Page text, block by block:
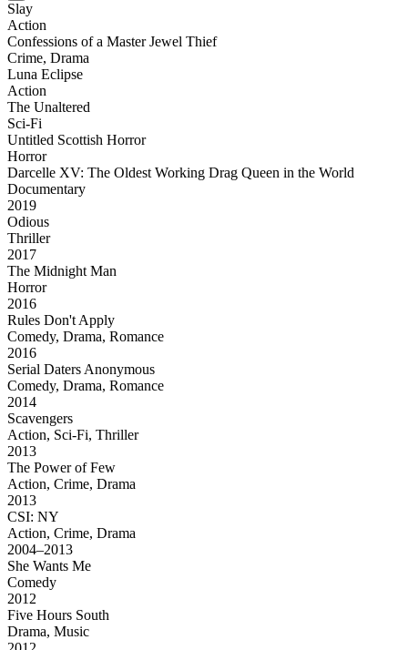
Slay
Action
Confessions of a Master Jewel Thief
Crime, Drama
Luna Eclipse
Action
The Unaltered
Sci-Fi
Untitled Scottish Horror
Horror
Darcelle XV: The Oldest Working Drag Queen in the World
Documentary
2019
Odious
Thriller
2017
The Midnight Man
Horror
2016
Rules Don't Apply
Comedy, Drama, Romance
2016
Serial Daters Anonymous
Comedy, Drama, Romance
2014
Scavengers
Action, Sci-Fi, Thriller
2013
The Power of Few
Action, Crime, Drama
2013
CSI: NY
Action, Crime, Drama
2004–2013
She Wants Me
Comedy
2012
Five Hours South
Drama, Music